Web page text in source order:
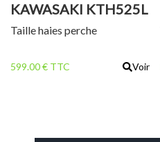
KAWASAKI KTH525L
Taille haies perche
599.00 € TTC Voir